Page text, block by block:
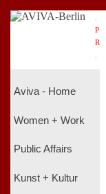
P
R
Aviva - Home
Women + Work
Public Affairs
Kunst + Kultur